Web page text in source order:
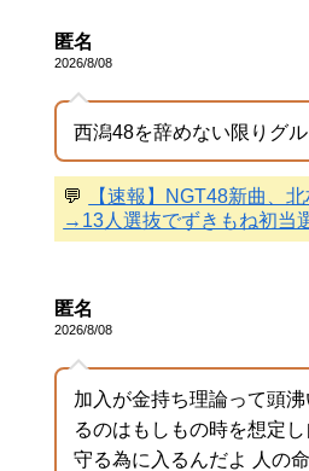
匿名
2026/8/08
西潟48を辞めない限りグ
💬
【速報】NGT48新曲、
→13人選抜でずきもね初当
匿名
2026/8/08
加入が金持ち理論って頭
るのはもしもの時を想定
守る為に入るんだよ 人の